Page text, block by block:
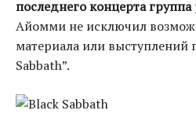
последнего концерта группа
Айомми не исключил
материала или выступлений
Sabbath”.